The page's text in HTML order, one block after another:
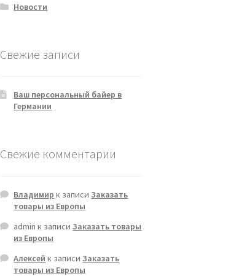
Новости
Свежие записи
Ваш персональный байер в
Германии
Свежие комментарии
Владимир к записиЗаказать
товары из Европы
admin к записиЗаказать товары
из Европы
Алексей к записиЗаказать
товары из Европы